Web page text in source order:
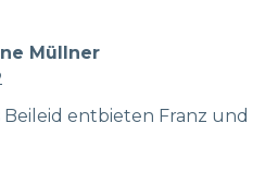
Müllner
entbieten Franz und